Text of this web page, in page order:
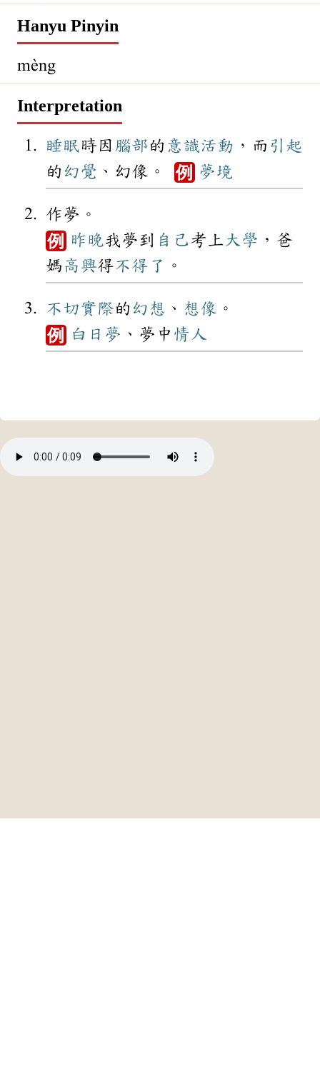
Hanyu Pinyin
mèng
Interpretation
睡眠 時因 腦部 的 意識活動 ，而 引起
的 幻覺 、幻像。 例 夢境
作夢。
例 昨晚我夢到 自己考上 大學 ，爸
媽 高興得不得了 。
不切實際的 幻想 、 想像 。
例 白日夢 、夢中 情人